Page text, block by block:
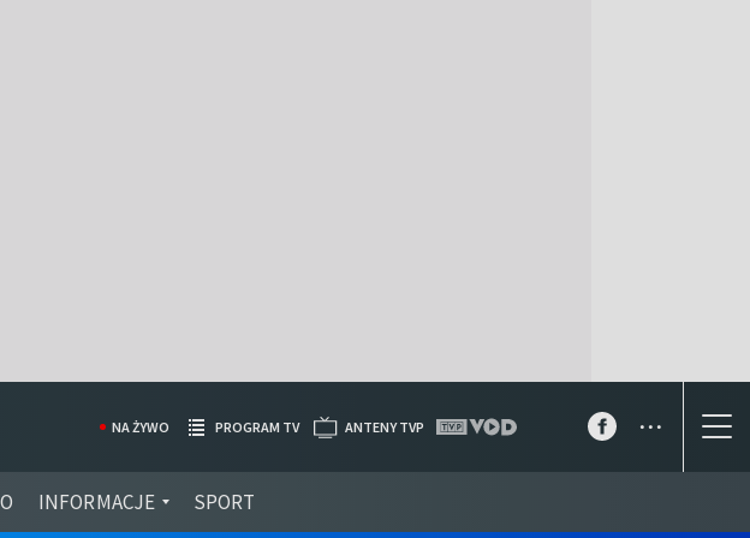
INFORMACJE SPORT
NA ŻYWO PROGRAM TV ANTENY TVP ...